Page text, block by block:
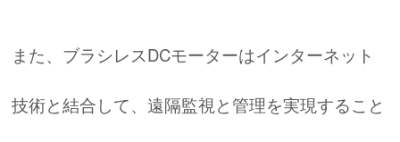
また、ブラシレスDCモーターはインターネット
技術と結合して、遠隔監視と管理を実現すること